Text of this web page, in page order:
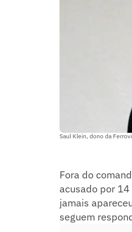
Saul Klein, dono da
Fora do
acusado por
jamais
seguem